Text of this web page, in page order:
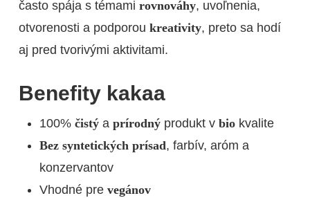
často spája s témami rovnováhy, uvoľnenia,
otvorenosti a podporou kreativity, preto sa hodí
aj pred tvorivými aktivitami.
Benefity kakaa
100% čistýa prírodnýprodukt v biokvalite
Bez syntetických prísad, farbív, aróm a
konzervantov
Vhodné pre vegánov